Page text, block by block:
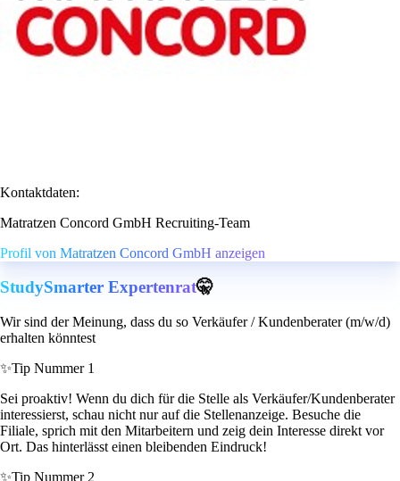
Kontaktdaten:
Matratzen Concord GmbH Recruiting-Team
Profil von Matratzen Concord GmbH anzeigen
StudySmarter Expertenrat🤫
Wir sind der Meinung, dass du so Verkäufer / Kundenberater (m/w/d)
erhalten könntest
✨Tip Nummer 1
Sei proaktiv! Wenn du dich für die Stelle als Verkäufer/Kundenberater
interessierst, schau nicht nur auf die Stellenanzeige. Besuche die
Filiale, sprich mit den Mitarbeitern und zeig dein Interesse direkt vor
Ort. Das hinterlässt einen bleibenden Eindruck!
✨Tip Nummer 2